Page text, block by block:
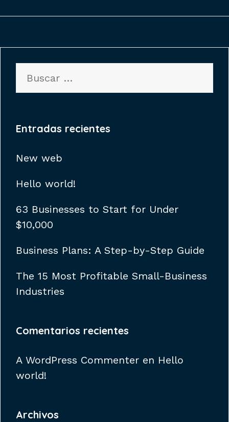
Entradas recientes
New web
Hello world!
63 Businesses to Start for Under
$10,000
Business Plans: A Step-by-Step Guide
The 15 Most Profitable Small-Business
Industries
Comentarios recientes
A WordPress Commenter en Hello
world!
Archivos